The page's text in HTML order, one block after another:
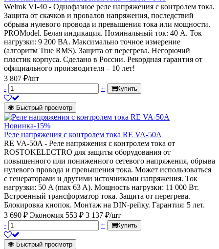
Welrok VI-40 - Однофазное реле напряжения с контролем тока.
Защита от скачков и провалов напряжения, последствий
обрыва нулевого провода и превышения тока или мощности.
PROModel. Белая индикация. Номинальный ток: 40 А. Ток
нагрузки: 9 200 ВА. Максимально точное измерение
(алгоритм True RMS). Защита от перегрева. Негорючий
пластик корпуса. Сделано в России. Рекордная гарантия от
официального производителя – 10 лет!
3 807 ₽/шт
-
+ Купить
Быстрый просмотр
Новинка-15%
Реле напряжения с контролем тока RE VA-50A
RE VA-50A - Реле напряжения c контролем тока от
ROSTOKELECTRO для защиты оборудования от
повышенного или пониженного сетевого напряжения, обрыва
нулевого провода и превышения тока. Может использоваться
с генераторами и другими источниками напряжения. Ток
нагрузки: 50 A (max 63 A). Мощность нагрузки: 11 000 Вт.
Встроенный трансформатор тока. Защита от перегрева.
Блокировка кнопок. Монтаж на DIN-рейку. Гарантия: 5 лет.
3 690 ₽ Экономия 553 ₽ 3 137 ₽/шт
-
+ Купить
Быстрый просмотр